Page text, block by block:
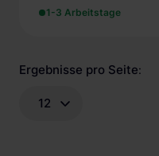
1-3 Arbeitstage
Ergebnisse pro Seite:
12